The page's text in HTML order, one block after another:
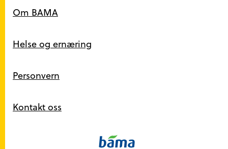
Om BAMA
Helse og ernæring
Personvern
Kontakt oss